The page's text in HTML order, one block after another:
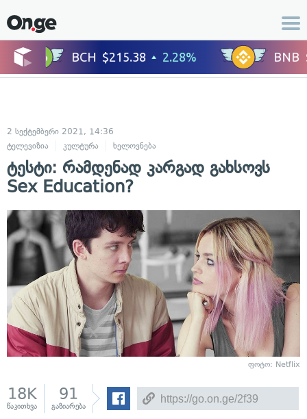
2 სექტემბერი 2021, 14:36
ტელევიზია
კულტურა ხელოვნება
ტესტი: რამდენად კარგად გახსოვს
Sex Education?
ფოტო: Netflix
18K
წაკითხვა
91
გაზიარება